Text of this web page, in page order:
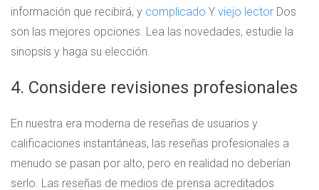
información que recibirá, y complicado Y viejo lector Dos
son las mejores opciones. Lea las novedades, estudie la
sinopsis y haga su elección.
4. Considere revisiones profesionales
En nuestra era moderna de reseñas de usuarios y
calificaciones instantáneas, las reseñas profesionales a
menudo se pasan por alto, pero en realidad no deberían
serlo. Las reseñas de medios de prensa acreditados